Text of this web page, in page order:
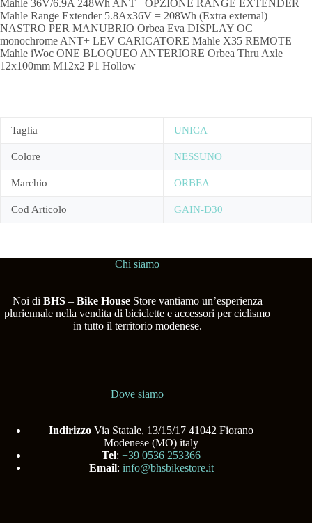
Mahle 36V/6.9A 248Wh ANT+ OPZIONE RANGE EXTENDER
Mahle Range Extender 5.8Ax36V = 208Wh (Extra external)
NASTRO PER MANUBRIO Orbea Eva DISPLAY OC
monochrome ANT+ LEV CARICATORE Mahle X35 REMOTE
Mahle iWoc ONE BLOQUEO ANTERIORE Orbea Thru Axle
12x100mm M12x2 P1 Hollow
Taglia UNICA
Colore NESSUNO
Marchio ORBEA
Cod Articolo GAIN-D30
Chi siamo
Noi di BHS– Bike HouseStore vantiamo un’esperienza
pluriennale nella vendita di biciclette e accessori per ciclismo
in tutto il territorio modenese.
Dove siamo
Indirizzo Via Statale, 13/15/17 41042 Fiorano
Modenese (MO) italy
Tel:+39 0536 253366
Email: info@bhsbikestore.it